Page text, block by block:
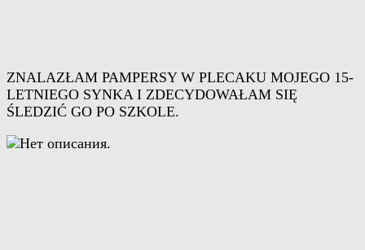
ZNALAZŁAM PAMPERSY W PLECAKU MOJEGO 15-
LETNIEGO SYNKA I ZDECYDOWAŁAM SIĘ
ŚLEDZIĆ GO PO SZKOLE.